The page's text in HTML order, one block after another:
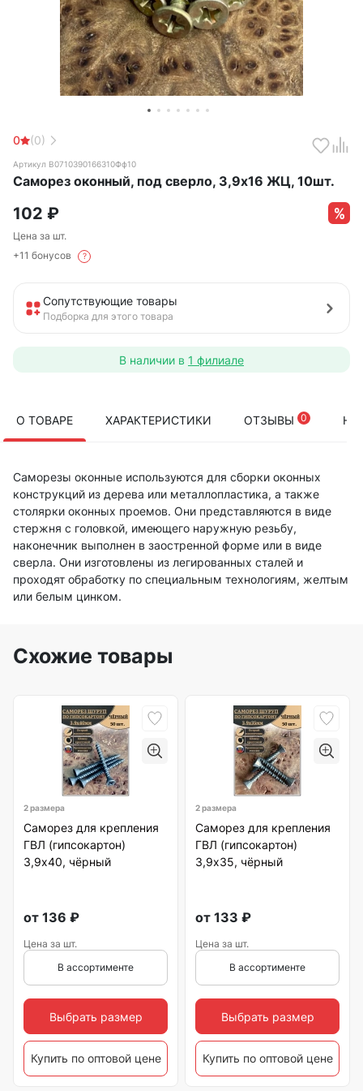
0 (0)
Артикул B0710390166310Фф10
Саморез оконный, под сверло, 3,9х16 ЖЦ, 10шт.
102 ₽
Цена за шт.
+11 бонусов
?
Сопутствующие товары
Подборка для этого товара
В наличии в 1 филиале
О ТОВАРЕ ХАРАКТЕРИСТИКИ ОТЗЫВЫ 0
Саморезы оконные используются для сборки оконных
конструкций из дерева или металлопластика, а также
столярки оконных проемов. Они представляются в виде
стержня с головкой, имеющего наружную резьбу,
наконечник выполнен в заостренной форме или в виде
сверла. Они изготовлены из легированных сталей и
проходят обработку по специальным технологиям, желтым
или белым цинком.
Схожие товары
2 размера
Саморез для крепления
ГВЛ (гипсокартон)
3,9х40, чёрный
от 136 ₽
Цена за шт.
В ассортименте
Выбрать размер
Купить по оптовой цене
2 размера
Саморез для крепления
ГВЛ (гипсокартон)
3,9х35, чёрный
от 133 ₽
Цена за шт.
В ассортименте
Выбрать размер
Купить по оптовой цене